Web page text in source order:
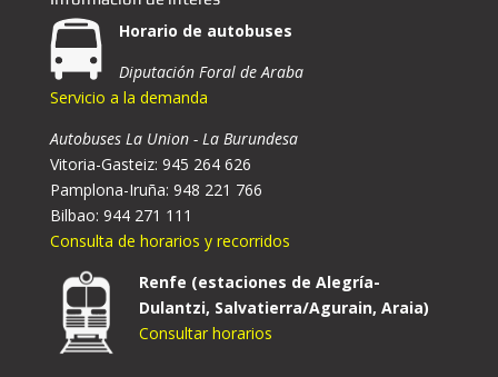
Horario de autobuses
Diputación Foral de Araba
Servicio a la demanda
Autobuses La Union - La Burundesa
Vitoria-Gasteiz: 945 264 626
Pamplona-Iruña: 948 221 766
Bilbao: 944 271 111
Consulta de horarios y recorridos
Renfe (estaciones de Alegría-
Dulantzi, Salvatierra/Agurain, Araia)
Consultar horarios